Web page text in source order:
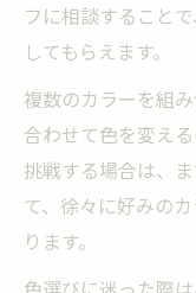
フに相談すること
してもらえます。
複数のカラーを組
合わせて色を変え
挑戦する場合は、
て、徐々に好みの
ります。